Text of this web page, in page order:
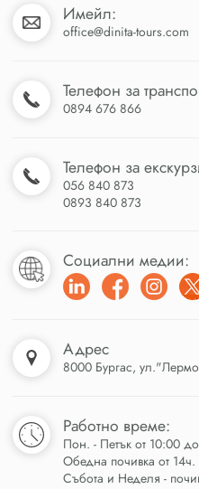
Имейл:
office@dinita-tours.com
Телефон за
0894 676 866
Телефон за
056 840 873
0893 840 873
Социални медии:
Адрес
8000 Бургас,
Работно време:
Пон. - Петък от 10:00
Обедна почивка от
Събота и Неделя -